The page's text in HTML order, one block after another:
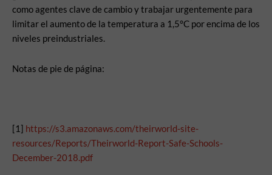
como agentes clave de cambio y trabajar urgentemente para
limitar el aumento de la temperatura a 1,5°C por encima de los
niveles preindustriales.
Notas de pie de página:
[1] https://s3.amazonaws.com/theirworld-site-
resources/Reports/Theirworld-Report-Safe-Schools-
December-2018.pdf